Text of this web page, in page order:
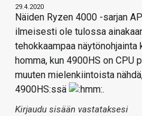
29.4.2020
Näiden Ryzen 4000 -sarjan
ilmeisesti ole tulossa
tehokkaampaa näytönohjainta
homma, kun 4900HS on CPU
muuten mielenkiintoista
4900HS:ssä
.
Kirjaudu sisään vastataksesi